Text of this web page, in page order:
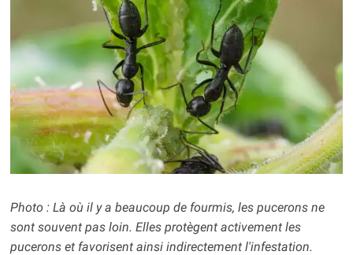
Photo : Là où il y a beaucoup de fourmis, les pucerons ne
sont souvent pas loin. Elles protègent activement les
pucerons et favorisent ainsi indirectement l'infestation.